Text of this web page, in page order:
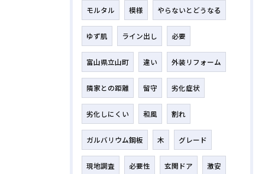
モルタル 模様 やらないとどうなる
ゆず肌 ライン出し 必要
富山県立山町 違い 外装リフォーム
隣家との距離 留守 劣化症状
劣化しにくい 和風 割れ
ガルバリウム鋼板 木 グレード
現地調査 必要性 玄関ドア 激安